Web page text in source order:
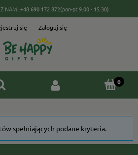
NAMI:+48 690 172 872(pon-pt 9:00 - 15:30)
się Zaloguj się
spełniających podane kryteria.